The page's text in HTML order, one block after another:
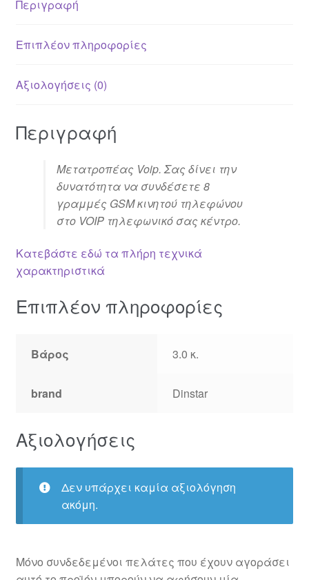
Περιγραφή
Επιπλέον πληροφορίες
Αξιολογήσεις (0)
Περιγραφή
Μετατροπέας Voip. Σας δίνει την
δυνατότητα να συνδέσετε 8
γραμμές GSMκινητού τηλεφώνου
στο VOIPτηλεφωνικό σας κέντρο.
Κατεβάστε εδώ τα πλήρη τεχνικά
χαρακτηριστικά
Επιπλέον πληροφορίες
Βάρος 3.0 κ.
brand Dinstar
Αξιολογήσεις
Δεν υπάρχει καμία αξιολόγηση
ακόμη.
Μόνο συνδεδεμένοι πελάτες που έχουν αγοράσει